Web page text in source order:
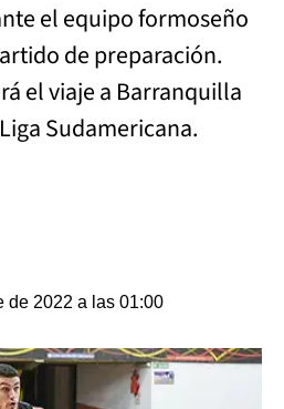
el equipo formoseño
de preparación.
el viaje a Barranquilla
Sudamericana.
de 2022 a las 01:00